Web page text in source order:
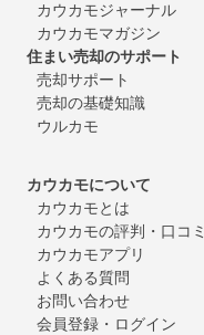
カウカモジャーナル
カウカモマガジン
住まい売却のサポート
売却サポート
売却の基礎知識
ウルカモ
カウカモについて
カウカモとは
カウカモの評判・口コミ
カウカモアプリ
よくある質問
お問い合わせ
会員登録・ログイン